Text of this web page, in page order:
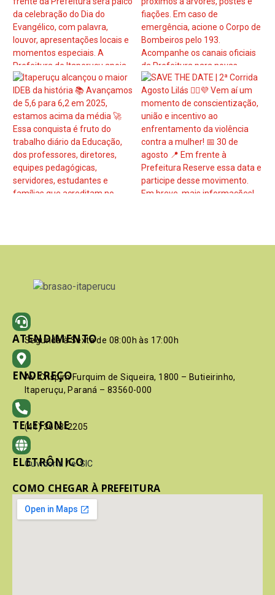
ATENDIMENTO
Segunda à Sexta de 08:00h às 17:00h
ENDEREÇO
Av. Crispim Furquim de Siqueira, 1800 – Butieirinho,
Itaperuçu, Paraná – 83560-000
TELEFONE
(41) 3603-2205
ELETRÔNICO
Ouvidoria / e-SIC
COMO CHEGAR À PREFEITURA